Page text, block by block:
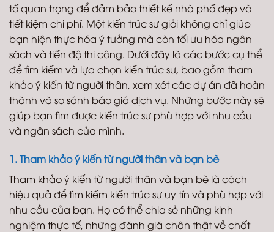
tố quan trọng để đảm bảo thiết kế nhà phố đẹp và
tiết kiệm chi phí. Một kiến trúc sư giỏi không chỉ giúp
bạn hiện thực hóa ý tưởng mà còn tối ưu hóa ngân
sách và tiến độ thi công. Dưới đây là các bước cụ thể
để tìm kiếm và lựa chọn kiến trúc sư, bao gồm tham
khảo ý kiến từ người thân, xem xét các dự án đã hoàn
thành và so sánh báo giá dịch vụ. Những bước này sẽ
giúp bạn tìm được kiến trúc sư phù hợp với nhu cầu
và ngân sách của mình.
1. Tham khảo ý kiến từ người thân và bạn bè
Tham khảo ý kiến từ người thân và bạn bè là cách
hiệu quả để tìm kiếm kiến trúc sư uy tín và phù hợp với
nhu cầu của bạn. Họ có thể chia sẻ những kinh
nghiệm thực tế, những đánh giá chân thật về chất